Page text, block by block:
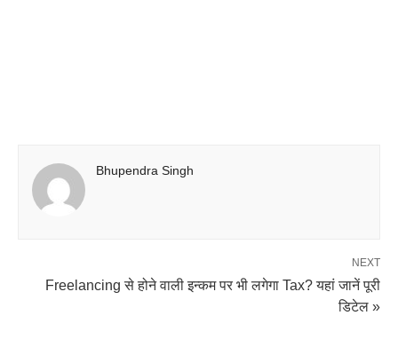
Bhupendra Singh
NEXT
Freelancing से होने वाली इन्कम पर भी लगेगा Tax? यहां जानें पूरी
डिटेल »